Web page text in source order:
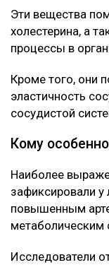
Эти вещества
холестерина, а
процессы в
Кроме того, они
эластичность
сосудистой
Кому
Наиболее
зафиксировали
повышенным
метаболическим
Исследователи